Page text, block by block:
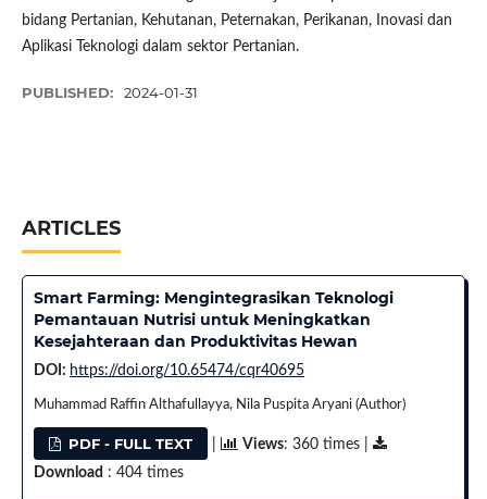
bidang Pertanian, Kehutanan, Peternakan, Perikanan, Inovasi dan
Aplikasi Teknologi dalam sektor Pertanian.
PUBLISHED: 2024-01-31
ARTICLES
Smart Farming: Mengintegrasikan Teknologi
Pemantauan Nutrisi untuk Meningkatkan
Kesejahteraan dan Produktivitas Hewan
DOI: https://doi.org/10.65474/cqr40695
Muhammad Raffin Althafullayya, Nila Puspita Aryani (Author)
PDF - FULL TEXT Views: 360 times |
Download : 404 times